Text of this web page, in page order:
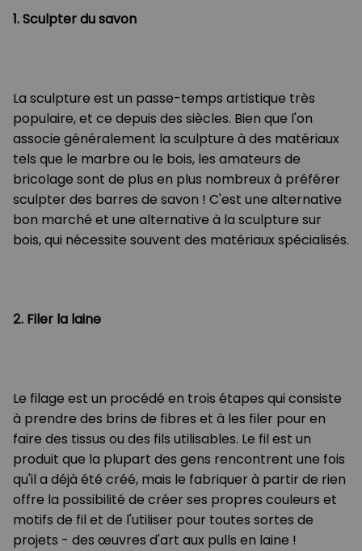
1. Sculpter du savon
La sculpture est un passe-temps artistique très
populaire, et ce depuis des siècles. Bien que l'on
associe généralement la sculpture à des matériaux
tels que le marbre ou le bois, les amateurs de
bricolage sont de plus en plus nombreux à préférer
sculpter des barres de savon ! C'est une alternative
bon marché et une alternative à la sculpture sur
bois, qui nécessite souvent des matériaux spécialisés.
2. Filer la laine
Le filage est un procédé en trois étapes qui consiste
à prendre des brins de fibres et à les filer pour en
faire des tissus ou des fils utilisables. Le fil est un
produit que la plupart des gens rencontrent une fois
qu'il a déjà été créé, mais le fabriquer à partir de rien
offre la possibilité de créer ses propres couleurs et
motifs de fil et de l'utiliser pour toutes sortes de
projets - des œuvres d'art aux pulls en laine !